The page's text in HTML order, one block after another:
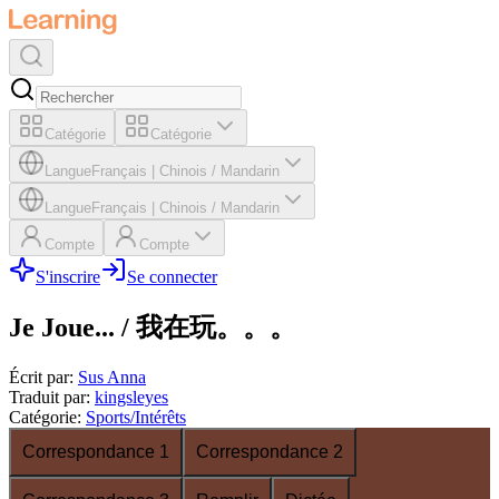
Catégorie Catégorie
LangueFrançais Chinois / Mandarin
LangueFrançais Chinois / Mandarin
Compte Compte
S'inscrire Se connecter
Je Joue... / 我在玩。。。
Écrit par: Sus Anna
Traduit par: kingsleyes
Catégorie: Sports/Intérêts
Correspondance 1
Correspondance 2